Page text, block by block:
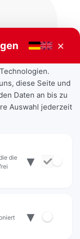
×
diese Seite und
Daten an bis zu
Auswahl jederzeit
die
▾
▾